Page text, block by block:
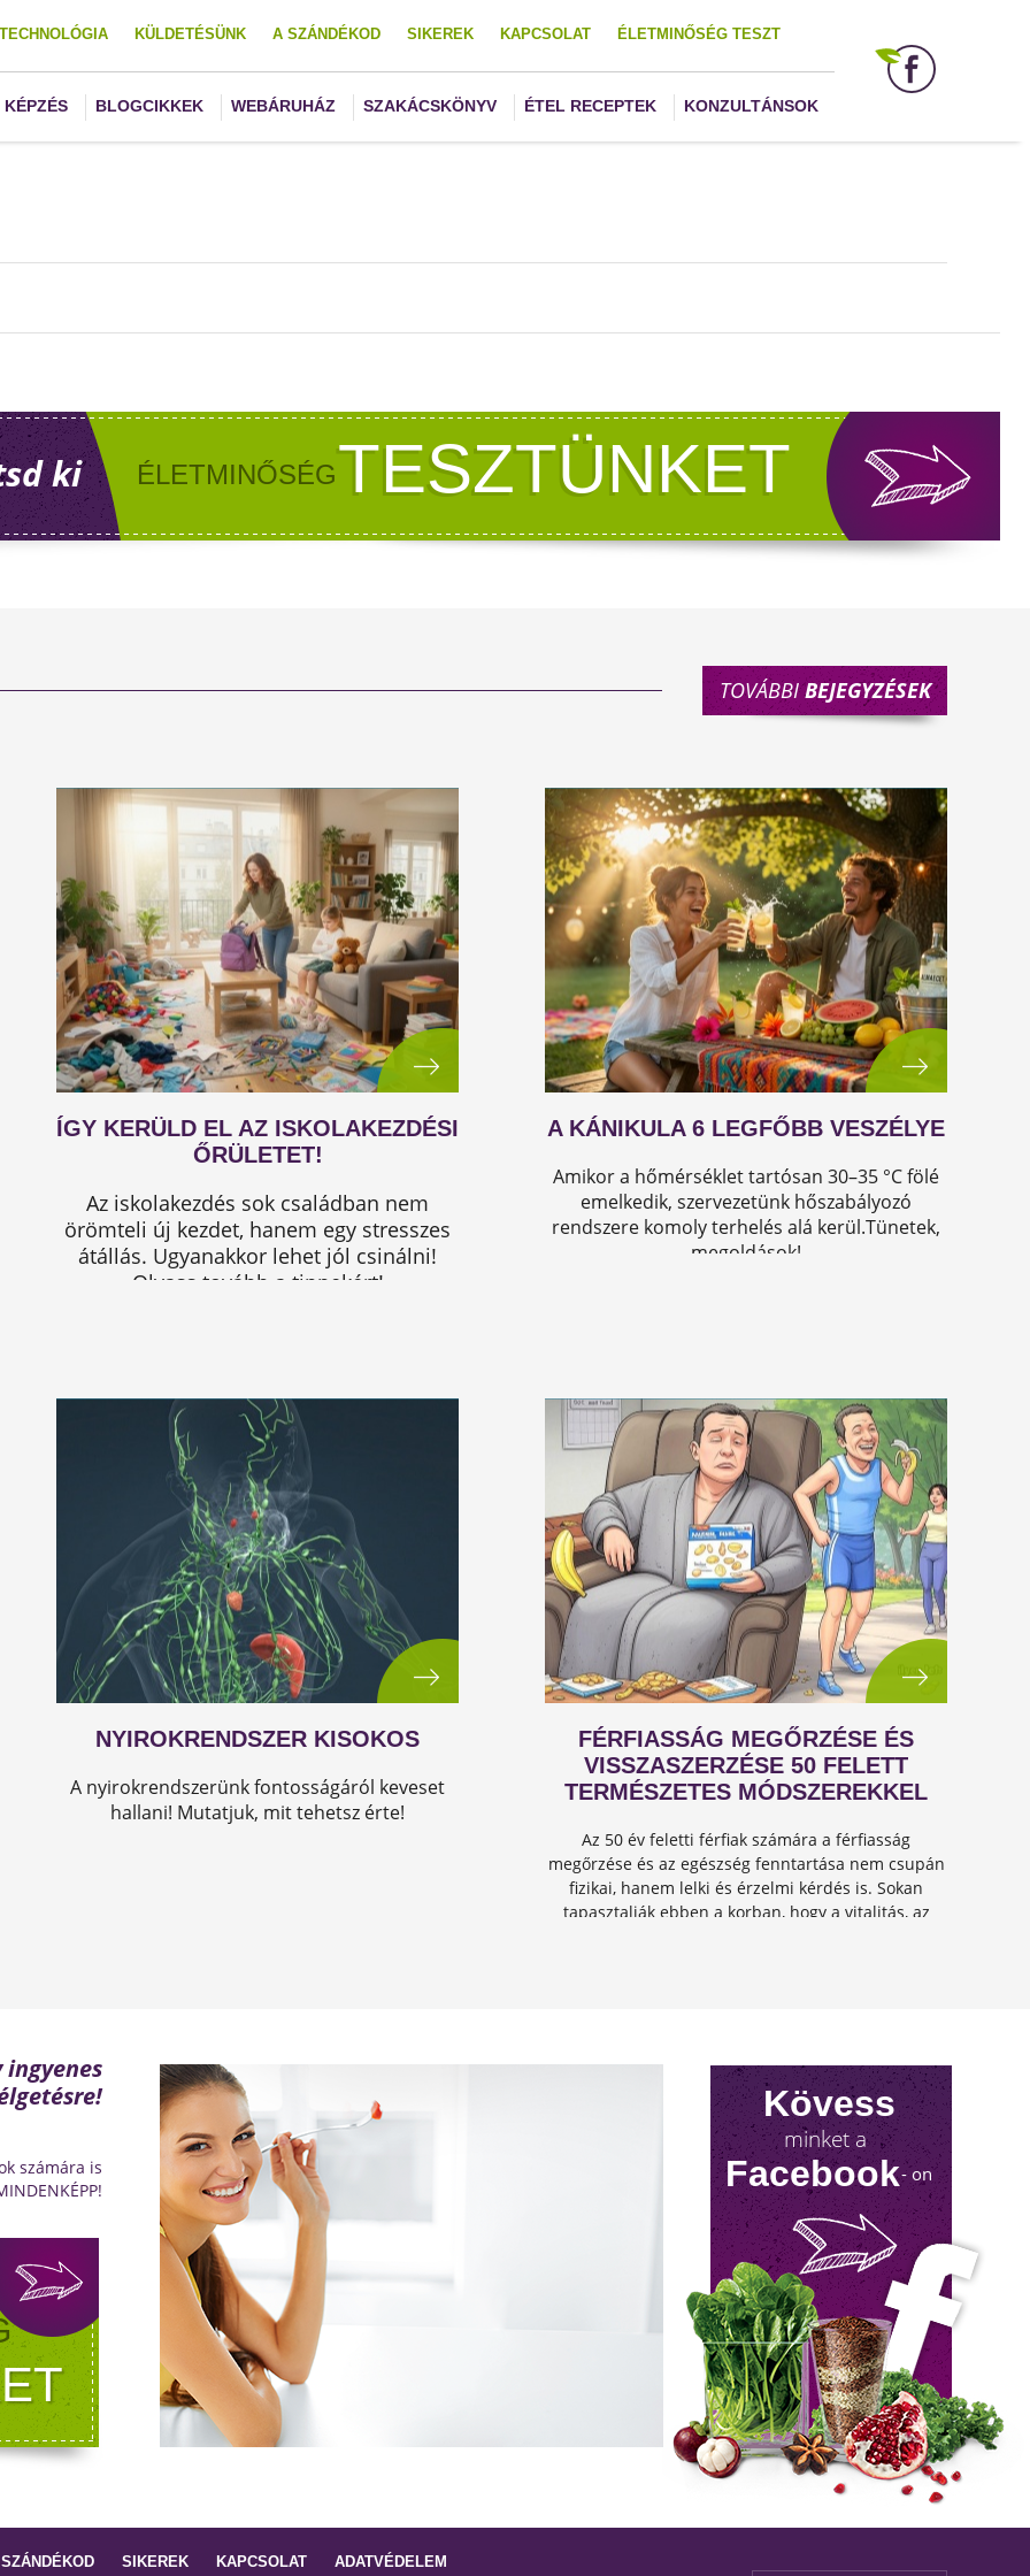
TECHNOLÓGIA KÜLDETÉSÜNK A SZÁNDÉKOD SIKEREK KAPCSOLAT ÉLETMINŐSÉG TESZT
KÉPZÉS BLOGCIKKEK WEBÁRUHÁZ SZAKÁCSKÖNYV ÉTEL RECEPTEK KONZULTÁNSOK
ki ÉLETMINŐSÉGTESZTÜNKET
TOVÁBBIBEJEGYZÉSEK
ÍGY KERÜLD EL AZ ISKOLAKEZDÉSI
ŐRÜLETET!
Az iskolakezdés sok családban nem
örömteli új kezdet, hanem egy stresszes
átállás. Ugyanakkor lehet jól csinálni!
Olvass tovább a tippekért!
A KÁNIKULA 6 LEGFŐBB VESZÉLYE
Amikor a hőmérséklet tartósan 30–35 °C fölé
emelkedik, szervezetünk hőszabályozó
rendszere komoly terhelés alá kerül.Tünetek,
megoldások!
NYIROKRENDSZER KISOKOS
A nyirokrendszerünk fontosságáról keveset
hallani! Mutatjuk, mit tehetsz érte!
FÉRFIASSÁG MEGŐRZÉSE ÉS
VISSZASZERZÉSE 50 FELETT
TERMÉSZETES MÓDSZEREKKEL
Az 50 év feletti férfiak számára a férfiasság
megőrzése és az egészség fenntartása nem csupán
fizikai, hanem lelki és érzelmi kérdés is. Sokan
tapasztalják ebben a korban, hogy a vitalitás, az
ingyenes
számára is
Kövess
minket a
Facebook- on
SIKEREK KAPCSOLAT ADATVÉDELEM